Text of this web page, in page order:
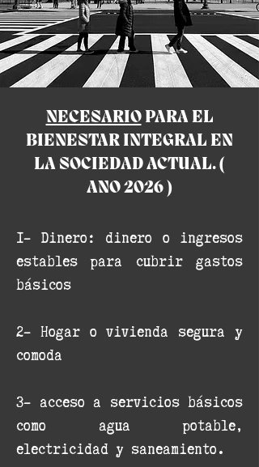
NECESARIOPARA EL
BIENESTAR INTEGRAL EN
LA SOCIEDAD ACTUAL. (
ANO 2026 )
1- Dinero: dinero o ingresos
estables para cubrir gastos
básicos
2- Hogar o vivienda segura y
comoda
3- acceso a servicios básicos
como agua potable,
electricidad y saneamiento.